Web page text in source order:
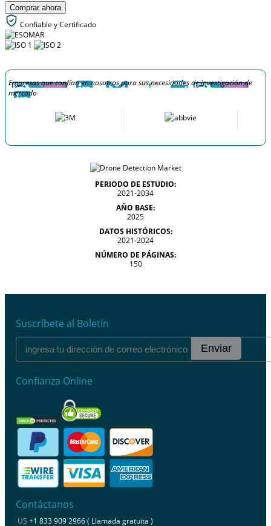
Comprar ahora
Confiable y Certificado
Empresas que confían en nosotros para sus necesidades de investigación de
mercado
PERIODO DE ESTUDIO:
2021-2034
AÑO BASE:
2025
DATOS HISTÓRICOS:
2021-2024
NÚMERO DE PÁGINAS:
150
Suscríbete al Boletín
Enviar
Confianza Online
Contáctanos
US +1 833 909 2966 ( Llamada gratuita )